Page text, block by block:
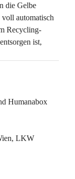
die Gelbe
automatisch
Recycling-
ist,
Humanabox
LKW